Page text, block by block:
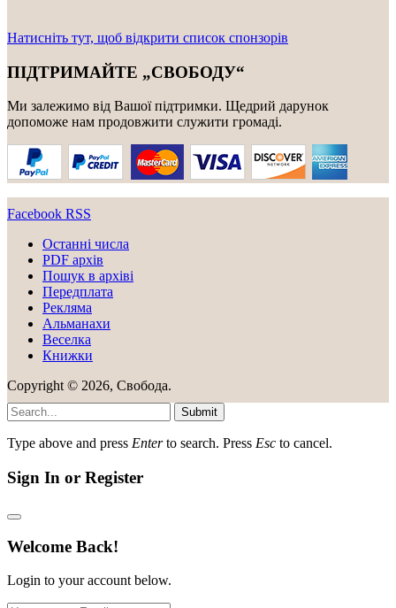
Натисніть тут, щоб відкрити список спонзорів
ПІДТРИМАЙТЕ „СВОБОДУ“
Ми залежимо від Вашої підтримки. Щедрий дарунок
допоможе нам продовжити служити громаді.
Facebook RSS
Останні числа
PDF архів
Пошук в архіві
Передплата
Рекляма
Альманахи
Веселка
Книжки
Copyright © 2026, Свобода.
Submit
Type above and press Enterto search. Press Esc to cancel.
Sign In or Register
Welcome Back!
Login to your account below.